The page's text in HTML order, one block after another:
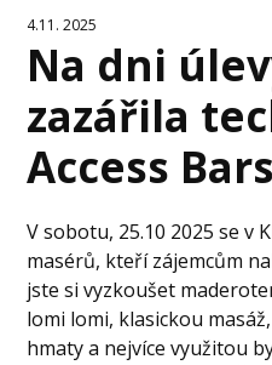
4.11. 2025
Na dni
zazářila
Access Bars
V sobotu, 25.10 2025 se v
masérů, kteří zájemcům
jste si vyzkoušet
lomi lomi, klasickou
hmaty a nejvíce využitou